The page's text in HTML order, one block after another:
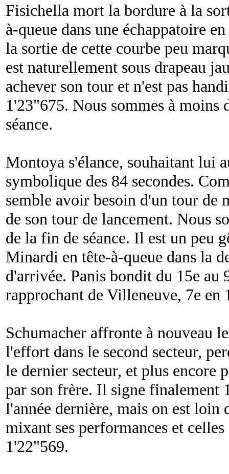
Fisichella mort la bordure à la
à-queue dans une échappatoire
la sortie de cette courbe peu
est naturellement sous drapeau
achever son tour et n'est pas
1'23"675. Nous sommes à moins
séance.
Montoya s'élance, souhaitant lui
symbolique des 84 secondes.
semble avoir besoin d'un tour de
de son tour de lancement. Nous
de la fin de séance. Il est un peu
Minardi en tête-à-queue dans la
d'arrivée. Panis bondit du 15e au
rapprochant de Villeneuve, 7e en
Schumacher affronte à nouveau
l'effort dans le second secteur,
le dernier secteur, et plus encore
par son frère. Il signe finalement
l'année dernière, mais on est
mixant ses performances et
1'22"569.